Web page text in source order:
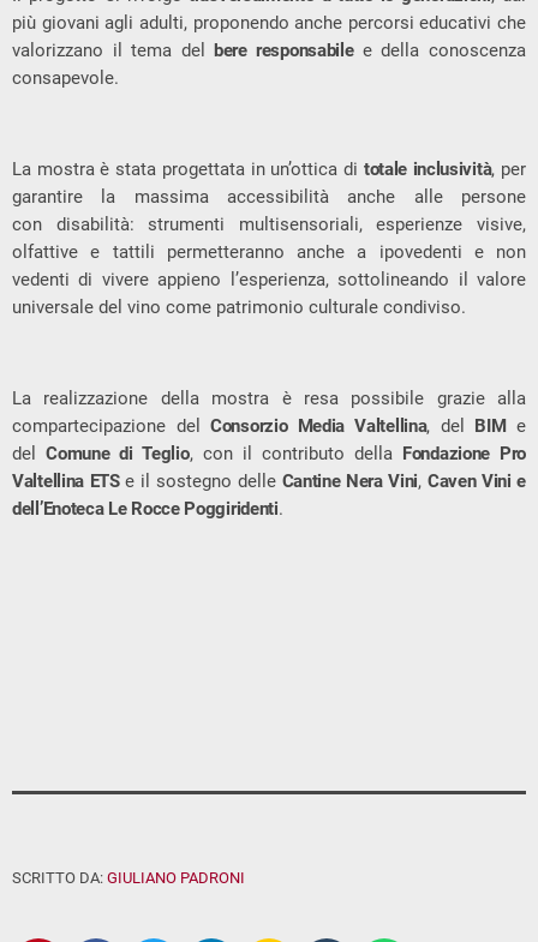
più giovani agli adulti, proponendo anche percorsi educativi che
valorizzano il tema delbere responsabilee della conoscenza
consapevole.
La mostra è stata progettata in un’ottica di totale inclusività, per
garantire la massima accessibilità anche alle persone
con disabilità: strumenti multisensoriali, esperienze visive,
olfattive e tattili permetteranno anche a ipovedenti e non
vedenti di vivere appieno l’esperienza, sottolineando il valore
universale del vino come patrimonio culturale condiviso.
La realizzazione della mostra è resa possibile grazie alla
compartecipazione delConsorzio Media Valtellina, del BIMe
delComune di Teglio, con il contributo della Fondazione Pro
Valtellina ETSe il sostegno delle Cantine Nera Vini, Caven Vini e
dell’Enoteca Le Rocce Poggiridenti.
SCRITTO DA: GIULIANO PADRONI